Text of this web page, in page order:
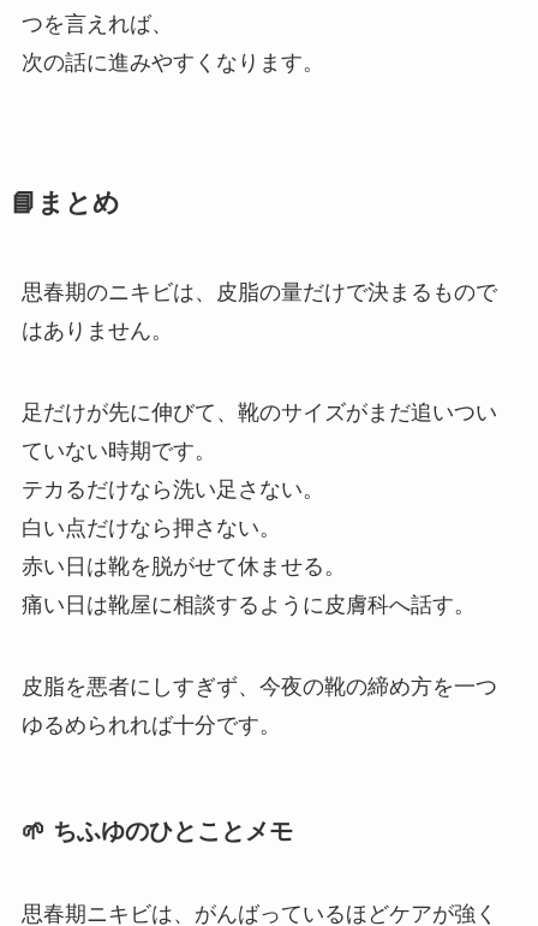
つを言えれば、
次の話に進みやすくなります。
📘まとめ
思春期のニキビは、皮脂の量だけで決まるもので
はありません。
足だけが先に伸びて、靴のサイズがまだ追いつい
ていない時期です。
テカるだけなら洗い足さない。
白い点だけなら押さない。
赤い日は靴を脱がせて休ませる。
痛い日は靴屋に相談するように皮膚科へ話す。
皮脂を悪者にしすぎず、今夜の靴の締め方を一つ
ゆるめられれば十分です。
🌱 ちふゆのひとことメモ
思春期ニキビは、がんばっているほどケアが強く